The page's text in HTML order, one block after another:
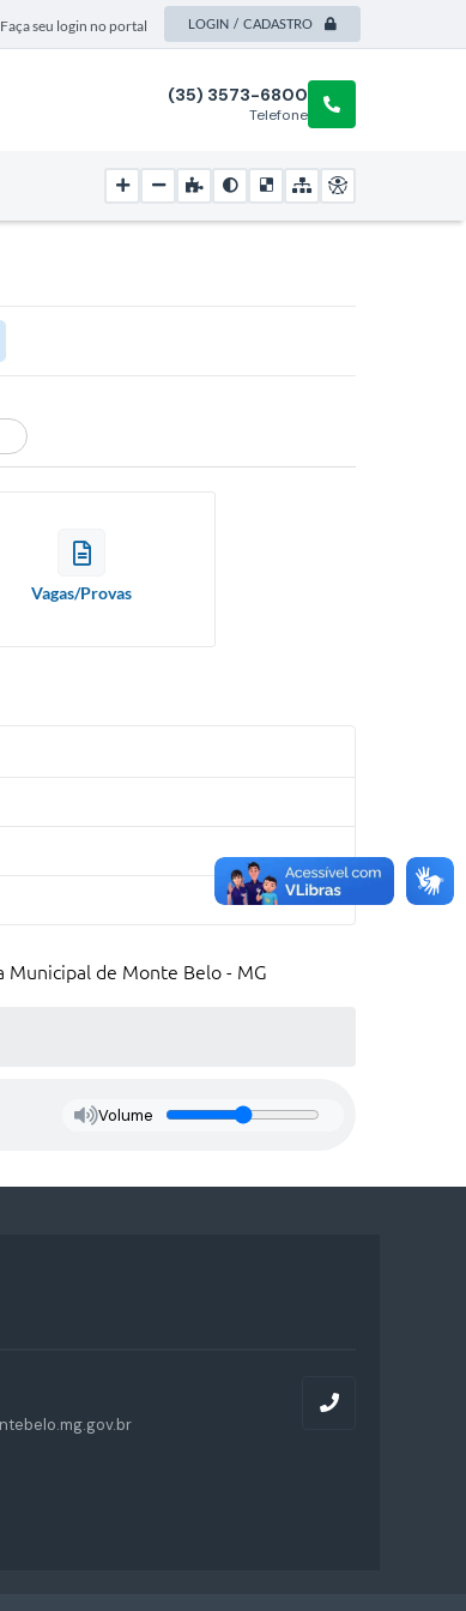
Faça seu login no portal LOGIN / CADASTRO
Telefone
(35) 3573-6800
Vagas/Provas
Municipal de Monte Belo - MG
Volume